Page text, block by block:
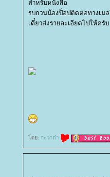
สำหรับหนังสือ
รบกวนน้องป็อปติดต่อทางเม
เดี๋ยวส่งรายละเอียดไปให้ครับ
ดย: กะว่าก๋า